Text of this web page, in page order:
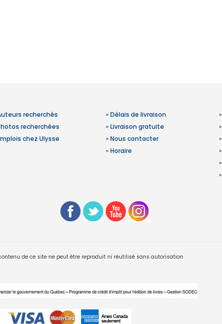
recherchés
recherchées
chez Ulysse
» Délais de livraison
» Livraison gratuite
» Nous contacter
» Horaire
»
»
»
»
»
»
de ce site ne peut être reproduit ni réutilisé sans autorisation